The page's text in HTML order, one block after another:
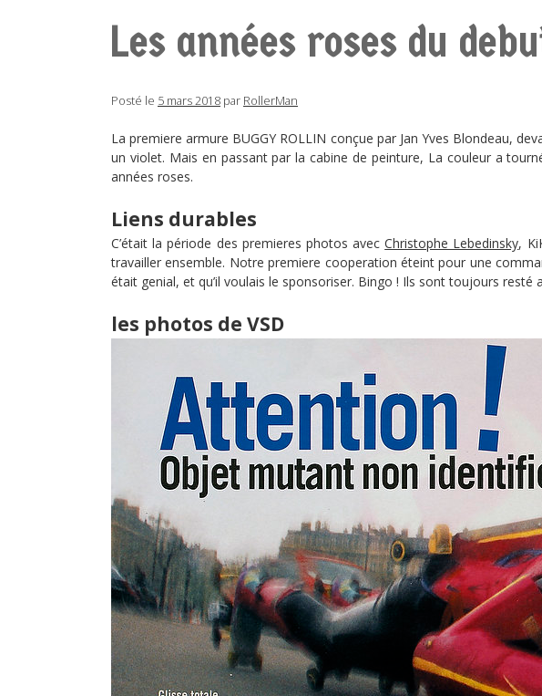
Les années roses du
Posté le 5 mars 2018 par RollerMan
La premiere armure BUGGY ROLLIN conçue par Jan Yves Blondeau,
un violet. Mais en passant par la cabine de peinture, La couleur a
années roses.
Liens durables
C’était la période des premieres photos avecChristophe Lebedinsky,
travailler ensemble. Notre premiere cooperation éteint pour une
était genial, et qu’il voulais le sponsoriser. Bingo ! Ils sont toujours resté
les photos de VSD